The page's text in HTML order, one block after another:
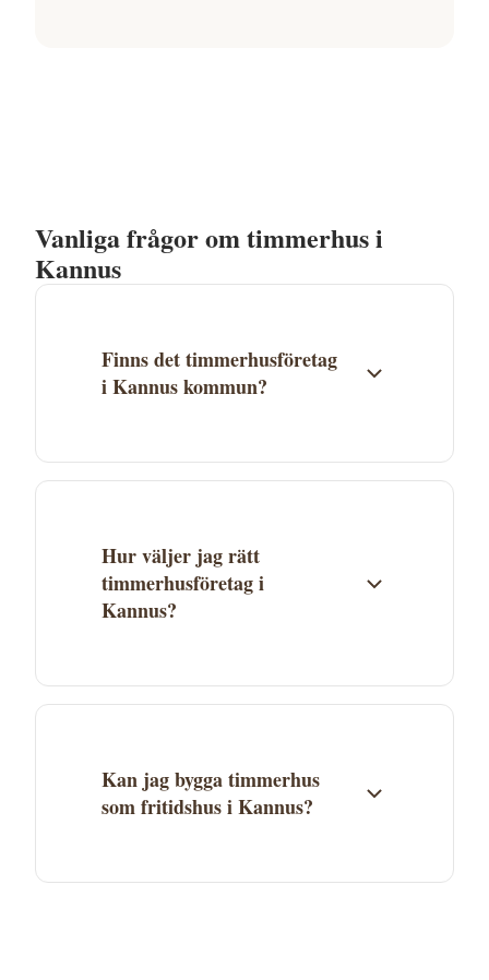
Vanliga frågor om timmerhus i
Kannus
Finns det timmerhusföretag
i Kannus kommun?
listade i Kannus, men företag i Mellersta
Hur väljer jag rätt
timmerhusföretag i
Kannus?
specialområden och referensprojekt.
timmerhus du vill bygga.
Kan jag bygga timmerhus
som fritidshus i Kannus?